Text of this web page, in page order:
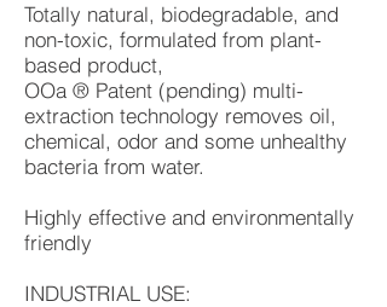
Totally natural, biodegradable, and
non-toxic, formulated from plant-
based product,
OOa ® Patent (pending) multi-
extraction technology removes oil,
chemical, odor and some unhealthy
bacteria from water.
Highly effective and environmentally
friendly
INDUSTRIAL USE: